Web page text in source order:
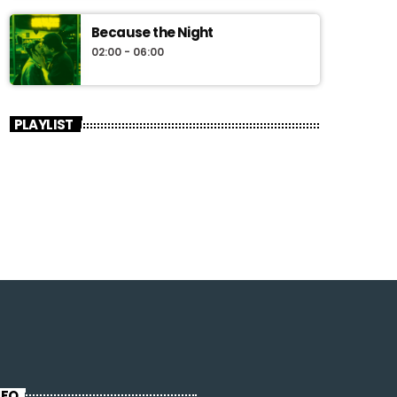
Because the Night
02:00 - 06:00
PLAYLIST